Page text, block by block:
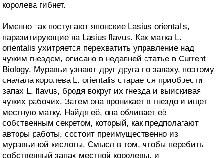
королева гибнет.
Именно так поступают японские Lasius orientalis,
паразитирующие на Lasius flavus. Как матка L.
orientalis ухитряется перехватить управление над
чужим гнездом, описано в недавней статье в Current
Biology. Муравьи узнают друг друга по запаху, поэтому
сначала королева L. orientalis старается приобрести
запах L. flavus, бродя вокруг их гнезда и выискивая
чужих рабочих. Затем она проникает в гнездо и ищет
местную матку. Найдя её, она обливает её
собственным секретом, который, как предполагают
авторы работы, состоит преимущественно из
муравьиной кислоты. Смысл в том, чтобы перебить
собственный запах местной королевы, и